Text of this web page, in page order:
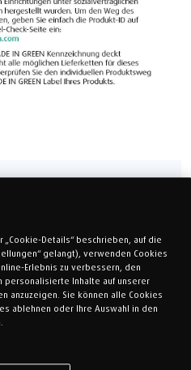
90 x 200 cm
Sondermaß
120 x 200 cm
Details“ beschrieben, auf die
gelangt), verwenden Cookies
Erlebnis zu verbessern, den
personalisierte Inhalte auf unserer
anzuzeigen. Sie können alle Cookies
ablehnen oder Ihre Auswahl in den